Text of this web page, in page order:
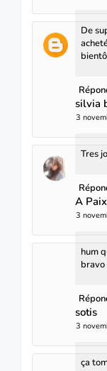
De
silvia
3
Tres
A
3
hum
bravo
sotis
3
ça